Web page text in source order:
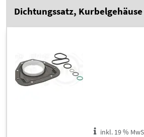
Dichtungssatz,
inkl. 19 %